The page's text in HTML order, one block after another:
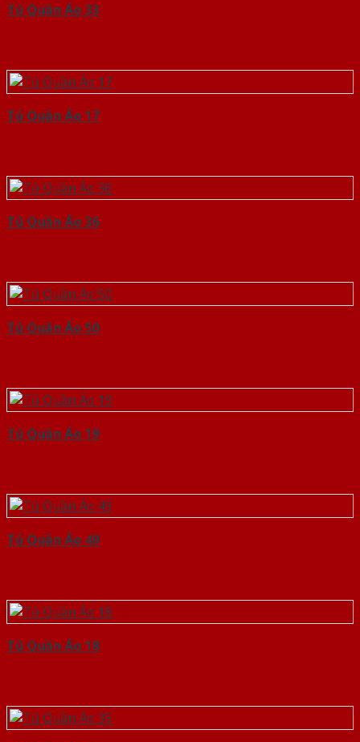
Tủ Quần Áo 33
Tủ Quần Áo 17
Tủ Quần Áo 36
Tủ Quần Áo 50
Tủ Quần Áo 19
Tủ Quần Áo 49
Tủ Quần Áo 18